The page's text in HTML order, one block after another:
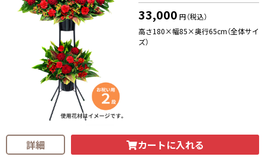
33,000 円（税込）
高さ180×幅85×奥行65cm（全体サイ
ズ）
詳細 カートに入れる